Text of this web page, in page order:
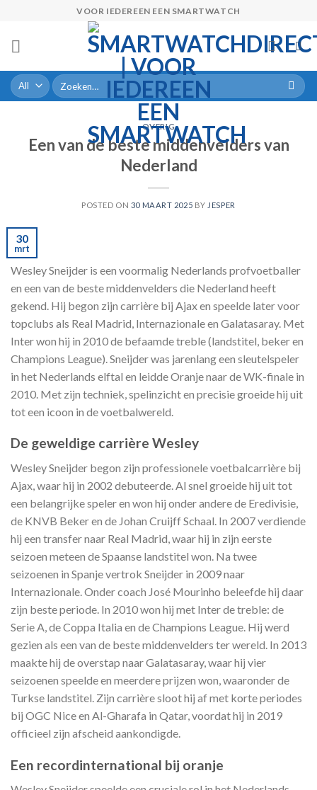
content
VOOR IEDEREEN EEN SMARTWATCH
Zoeken
naar:
OVERIG
Een van de beste middenvelders van
Nederland
POSTED ON 30 MAART 2025 BY JESPER
30
mrt
Wesley Sneijder is een voormalig Nederlands profvoetballer
en een van de beste middenvelders die Nederland heeft
gekend. Hij begon zijn carrière bij Ajax en speelde later voor
topclubs als Real Madrid, Internazionale en Galatasaray. Met
Inter won hij in 2010 de befaamde treble (landstitel, beker en
Champions League). Sneijder was jarenlang een sleutelspeler
in het Nederlands elftal en leidde Oranje naar de WK-finale in
2010. Met zijn techniek, spelinzicht en precisie groeide hij uit
tot een icoon in de voetbalwereld.
De geweldige carrière Wesley
Wesley Sneijder begon zijn professionele voetbalcarrière bij
Ajax, waar hij in 2002 debuteerde. Al snel groeide hij uit tot
een belangrijke speler en won hij onder andere de Eredivisie,
de KNVB Beker en de Johan Cruijff Schaal. In 2007 verdiende
hij een transfer naar Real Madrid, waar hij in zijn eerste
seizoen meteen de Spaanse landstitel won. Na twee
seizoenen in Spanje vertrok Sneijder in 2009 naar
Internazionale. Onder coach José Mourinho beleefde hij daar
zijn beste periode. In 2010 won hij met Inter de treble: de
Serie A, de Coppa Italia en de Champions League. Hij werd
gezien als een van de beste middenvelders ter wereld. In 2013
maakte hij de overstap naar Galatasaray, waar hij vier
seizoenen speelde en meerdere prijzen won, waaronder de
Turkse landstitel. Zijn carrière sloot hij af met korte periodes
bij OGC Nice en Al-Gharafa in Qatar, voordat hij in 2019
officieel zijn afscheid aankondigde.
Een recordinternational bij oranje